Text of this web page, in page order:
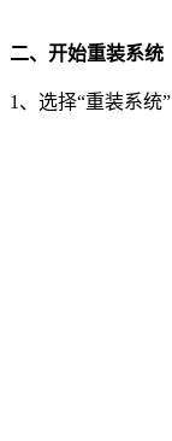
二、开始重装系统
1 、选择“重装系统”